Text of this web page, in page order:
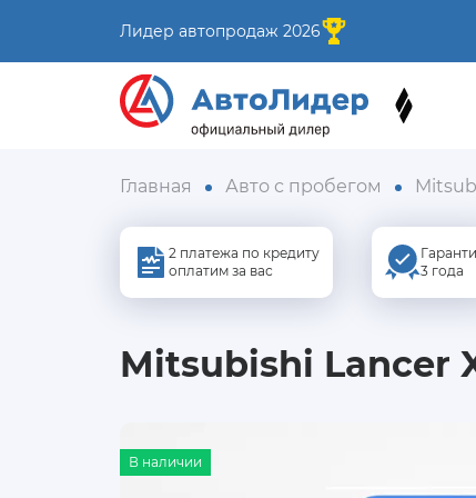
Лидер автопродаж 2026
Главная Авто с пробегом
2 платежа по кредиту
оплатим за вас
3 года
Mitsubishi Lancer
В наличии